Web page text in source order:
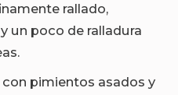
rallado,
un poco de ralladura
pimientos asados y